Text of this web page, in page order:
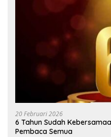
20 Februari 2026
6 Tahun Sudah
Pembaca Semua